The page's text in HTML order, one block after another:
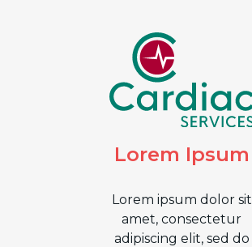
Lorem Ipsum
Lorem ipsum dolor sit
amet, consectetur
adipiscing elit, sed do